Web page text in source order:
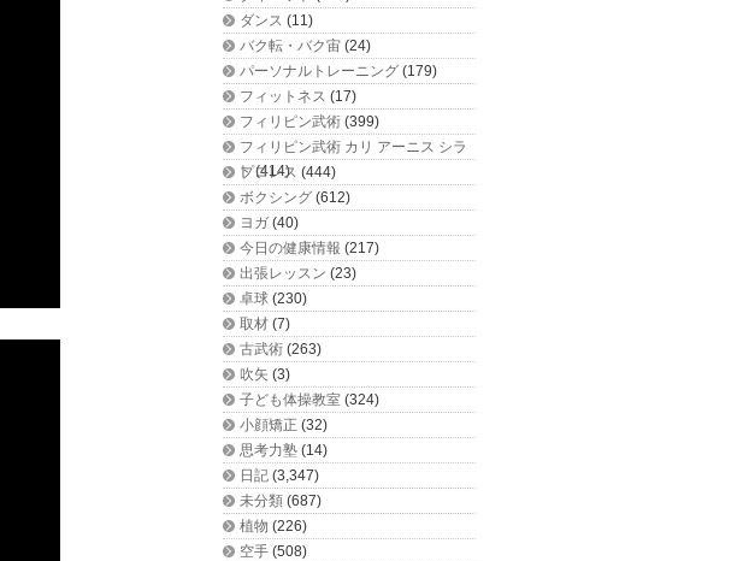
ダンス (11)
バク転・バク宙 (24)
パーソナルトレーニング (179)
フィットネス (17)
フィリピン武術 (399)
フィリピン武術 カリ アーニス シラ
ット(414)
プロレス (444)
ボクシング (612)
ヨガ (40)
今日の健康情報 (217)
出張レッスン (23)
卓球 (230)
取材 (7)
古武術 (263)
吹矢 (3)
子ども体操教室 (324)
小顔矯正 (32)
思考力塾 (14)
日記 (3,347)
未分類 (687)
植物 (226)
空手 (508)